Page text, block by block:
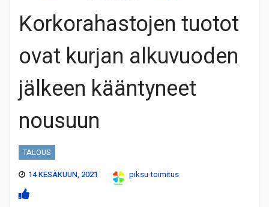
Korkorahastojen tuotot
ovat kurjan alkuvuoden
jälkeen kääntyneet
nousuun
TALOUS
14 KESÄKUUN, 2021
piksu-toimitus